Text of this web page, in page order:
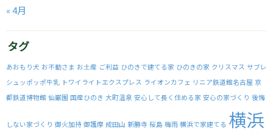
« 4月
タグ
あおもり犬 お不動さま お土産 ご利益 ひのきで建てる家 ひのきの家 クリスマス サブレ
シュッポッポ牛乳 トワイライトエクスプレス ライオンカフェ リニア鉄道館名古屋 京
都鉄道博物館 仙巌園 国産ひのき 大町温泉 安心して長く住める家 安心の家づくり 後悔
しない家づくり 御火加持 御護摩 成田山 新勝寺 桜島 梅雨 横浜で家建てる 横浜